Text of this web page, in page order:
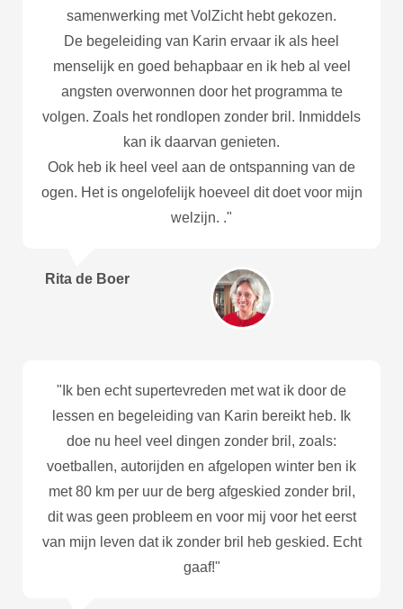
samenwerking met VolZicht hebt gekozen.
De begeleiding van Karin ervaar ik als heel
menselijk en goed behapbaar en ik heb al veel
angsten overwonnen door het programma te
volgen. Zoals het rondlopen zonder bril. Inmiddels
kan ik daarvan genieten.
Ook heb ik heel veel aan de ontspanning van de
ogen. Het is ongelofelijk hoeveel dit doet voor mijn
welzijn. ."
Rita de Boer
"Ik ben echt supertevreden met wat ik door de
lessen en begeleiding van Karin bereikt heb. Ik
doe nu heel veel dingen zonder bril, zoals:
voetballen, autorijden en afgelopen winter ben ik
met 80 km per uur de berg afgeskied zonder bril,
dit was geen probleem en voor mij voor het eerst
van mijn leven dat ik zonder bril heb geskied. Echt
gaaf!"